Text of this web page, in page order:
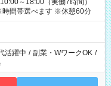
～18:00（実働7時間）
間帯選べます ※休憩60分
活躍中 / 副業・WワークOK /